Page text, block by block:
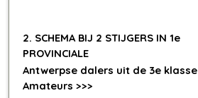
2. SCHEMA BIJ 2 STIJGERS IN 1e
PROVINCIALE
Antwerpse dalers uit de 3e klasse
Amateurs >>>